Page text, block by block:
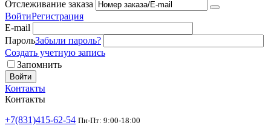
Отслеживание заказа
ВойтиРегистрация
E-mail
ПарольЗабыли пароль?
Создать учетную запись
Запомнить
Войти
Контакты
Контакты
+7(831)415-62-54 Пн-Пт: 9:00-18:00